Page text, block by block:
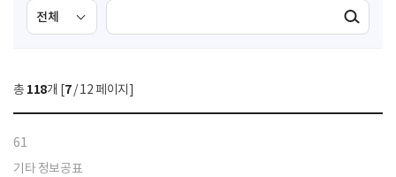
검
색
선
택
색
검색실행
총 118개 [7/ 12 페이지]
61
기타 정보공표